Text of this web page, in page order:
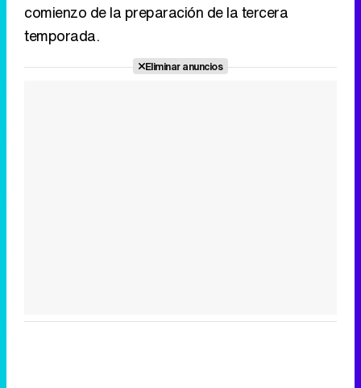
comienzo de la preparación de la tercera
temporada.
Eliminar anuncios